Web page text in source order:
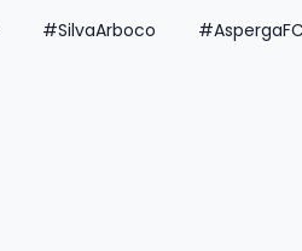
#SilvaArboco